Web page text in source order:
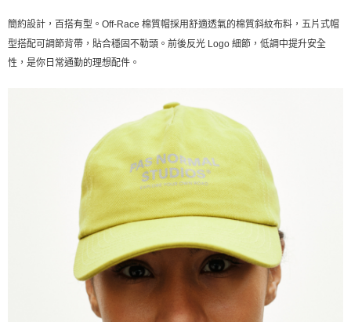
簡約設計，百搭有型。Off-Race 棉質帽採用舒適透氣的棉質斜紋布料，五片式帽
型搭配可調節背帶，貼合穩固不勒頭。前後反光 Logo 細節，低調中提升安全
性，是你日常通勤的理想配件。